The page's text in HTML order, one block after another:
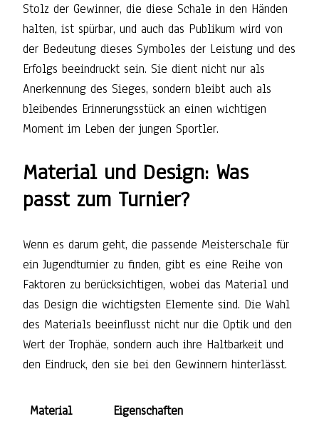
Stolz der Gewinner, die diese Schale in den Händen
halten, ist spürbar, und auch das Publikum wird von
der Bedeutung dieses Symboles der Leistung und des
Erfolgs beeindruckt sein. Sie dient nicht nur als
Anerkennung des Sieges, sondern bleibt auch als
bleibendes Erinnerungsstück an einen wichtigen
Moment im Leben der jungen Sportler.
Material und Design: Was
passt zum Turnier?
Wenn es darum geht, die passende Meisterschale für
ein Jugendturnier zu finden, gibt es eine Reihe von
Faktoren zu berücksichtigen, wobei das Material und
das Design die wichtigsten Elemente sind. Die Wahl
des Materials beeinflusst nicht nur die Optik und den
Wert der Trophäe, sondern auch ihre Haltbarkeit und
den Eindruck, den sie bei den Gewinnern hinterlässt.
Material Eigenschaften